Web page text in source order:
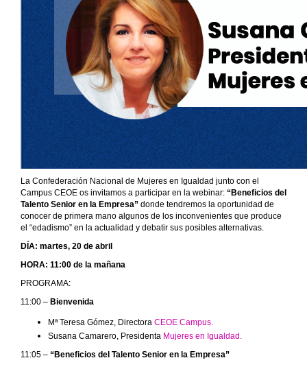
La Confederación Nacional de Mujeres en Igualdad junto con el
Campus CEOE os invitamos a participar en la webinar: “Beneficios del
Talento Senior en la Empresa” donde tendremos la oportunidad de
conocer de primera mano algunos de los inconvenientes que produce
el “edadismo” en la actualidad y debatir sus posibles alternativas.
DÍA: martes, 20 de abril
HORA: 11:00 de la mañana
PROGRAMA:
11:00 – Bienvenida
Mª Teresa Gómez, Directora CEOE Campus.
Susana Camarero, Presidenta Mujeres en Igualdad.
11:05 – “Beneficios del Talento Senior en la Empresa”